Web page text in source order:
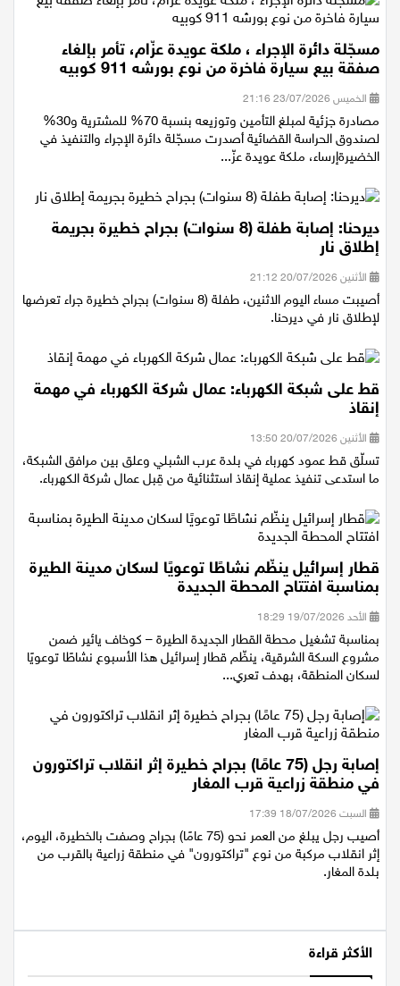
مسجّلة دائرة الإجراء ، ملكة عويدة عزّام، تأمر بإلغاء
صفقة بيع سيارة فاخرة من نوع بورشه 911 كوبيه
الخميس 23/07/2026 21:16
مصادرة جزئية لمبلغ التأمين وتوزيعه بنسبة 70% للمشترية و30%
لصندوق الحراسة القضائية أصدرت مسجّلة دائرة الإجراء والتنفيذ في
الخضيرةإرساء، ملكة عويدة عزّ...
ديرحنا: إصابة طفلة (8 سنوات) بجراح خطيرة بجريمة
إطلاق نار
الأثنين 20/07/2026 21:12
أصيبت مساء اليوم الاثنين، طفلة (8 سنوات) بجراح خطيرة جراء تعرضها
لإطلاق نار في ديرحنا.
قط على شبكة الكهرباء: عمال شركة الكهرباء في مهمة
إنقاذ
الأثنين 20/07/2026 13:50
تسلّق قط عمود كهرباء في بلدة عرب الشبلي وعلق بين مرافق الشبكة،
ما استدعى تنفيذ عملية إنقاذ استثنائية من قِبل عمال شركة الكهرباء.
قطار إسرائيل ينظّم نشاطًا توعويًا لسكان مدينة الطيرة
بمناسبة افتتاح المحطة الجديدة
الأحد 19/07/2026 18:29
بمناسبة تشغيل محطة القطار الجديدة الطيرة – كوخاف يائير ضمن
مشروع السكة الشرقية، ينظّم قطار إسرائيل هذا الأسبوع نشاطًا توعويًا
لسكان المنطقة، بهدف تعري...
إصابة رجل (75 عامًا) بجراح خطيرة إثر انقلاب تراكتورون
في منطقة زراعية قرب المغار
السبت 18/07/2026 17:39
أصيب رجل يبلغ من العمر نحو (75 عامًا) بجراح وصفت بالخطيرة، اليوم،
إثر انقلاب مركبة من نوع "تراكتورون" في منطقة زراعية بالقرب من
بلدة المغار.
الأكثر قراءة